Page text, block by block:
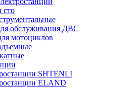
сто
обслуживания ДВС
мотоциклов
SHTENLI
ELAND